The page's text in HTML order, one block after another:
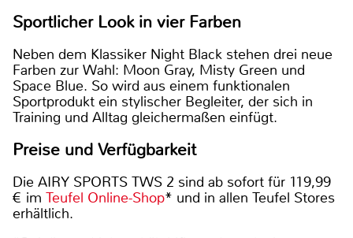
Sportlicher Look in vier Farben
Neben dem Klassiker Night Black stehen drei neue
Farben zur Wahl: Moon Gray, Misty Green und
Space Blue. So wird aus einem funktionalen
Sportprodukt ein stylischer Begleiter, der sich in
Training und Alltag gleichermaßen einfügt.
Preise und Verfügbarkeit
Die AIRY SPORTS TWS 2 sind ab sofort für 119,99
€ im Teufel Online-Shop* und in allen Teufel Stores
erhältlich.